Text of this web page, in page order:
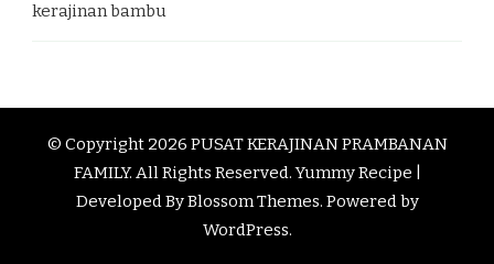
kerajinan bambu
© Copyright 2026 PUSAT KERAJINAN PRAMBANAN
FAMILY. All Rights Reserved.Yummy Recipe |
Developed ByBlossom Themes. Powered by
WordPress.